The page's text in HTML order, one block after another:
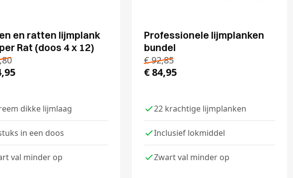
en ratten lijmplank
Rat (doos 4 x 12)
dikke lijmlaag
in een doos
val minder op
Professionele lijmplanken
bundel
€92,85
€84,95
22 krachtige lijmplanken
Inclusief lokmiddel
Zwart val minder op